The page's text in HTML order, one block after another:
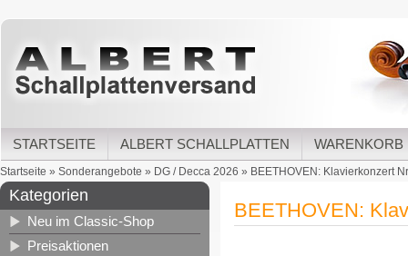
STARTSEITE ALBERT SCHALLPLATTEN WARENKORB
Startseite » Sonderangebote » DG / Decca 2026 » BEETHOVEN: Klavierkonzert
Kategorien
Neu im Classic-Shop
Preisaktionen
BEETHOVEN: